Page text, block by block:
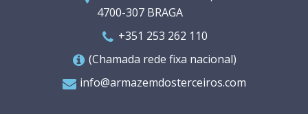
4700-307 BRAGA
+351 253 262 110
(Chamada rede fixa nacional)
info@armazemdosterceiros.com